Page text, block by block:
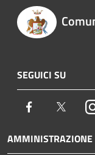
SEGUICI SU
Facebook
AMMINISTRAZIONE